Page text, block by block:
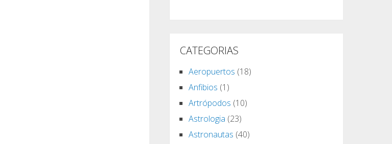
CATEGORIAS
Aeropuertos (18)
Anfibios (1)
Artrópodos (10)
Astrologia (23)
Astronautas (40)